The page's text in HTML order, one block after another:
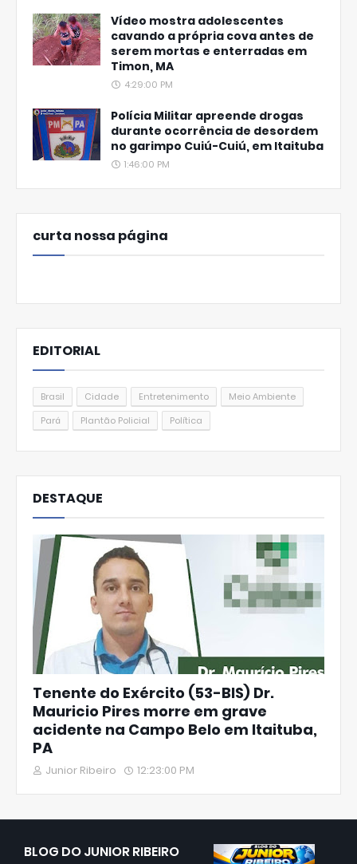
Vídeo mostra adolescentes
cavando a própria cova antes de
serem mortas e enterradas em
Timon, MA
4:29:00 PM
Polícia Militar apreende drogas
durante ocorrência de desordem
no garimpo Cuiú-Cuiú, em Itaituba
1:46:00 PM
curta nossa página
EDITORIAL
Brasil Cidade Entretenimento
Meio Ambiente
Pará
Plantão Policial Política
DESTAQUE
Tenente do Exército (53-BIS) Dr.
Mauricio Pires morre em grave
acidente na Campo Belo em Itaituba,
PA
Junior Ribeiro 12:23:00 PM
BLOG DO JUNIOR RIBEIRO